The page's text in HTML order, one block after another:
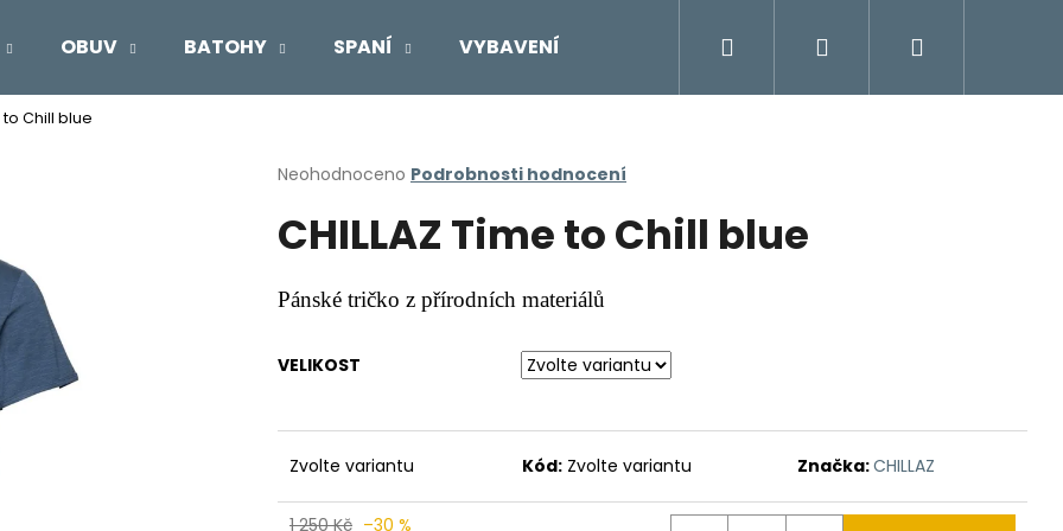
OBUV BATOHY SPANÍ VYBAVENÍ Moje objednávka
Přihlášení
to Chill blue
Průměrné
produktu
je
z
5
Neohodnoceno Podrobnosti hodnocení
CHILLAZ Time to Chill blue
Pánské tričko z přírodních materiálů
VELIKOST
Zvolte variantu Kód: Zvolte variantu Značka:CHILLAZ
1 250 Kč –30 %
Co potřebujete najít?
HLEDAT